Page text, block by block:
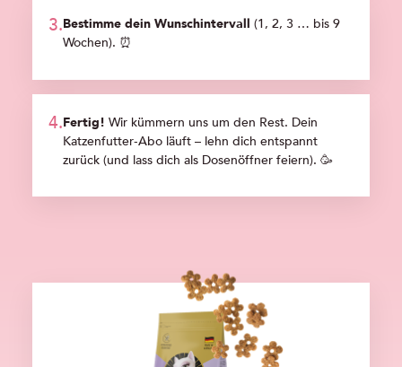
Bestimme dein Wunschintervall (1, 2, 3 … bis 9
Wochen). ⏰
Fertig! Wir kümmern uns um den Rest. Dein
Katzenfutter‑Abo läuft – lehn dich entspannt
zurück (und lass dich als Dosenöffner feiern). 🥳